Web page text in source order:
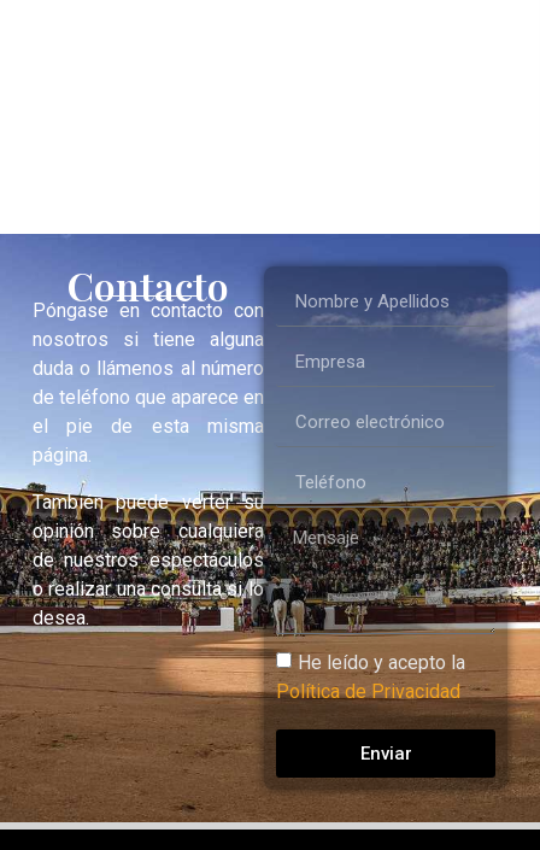
Contacto
Póngase en contacto con
nosotros si tiene alguna
duda o llámenos al número
de teléfono que aparece en
el pie de esta misma
página.
También puede verter su
opinión sobre cualquiera
de nuestros espectáculos
o realizar una consulta si lo
desea.
He leído y acepto la
Política de Privacidad
Enviar